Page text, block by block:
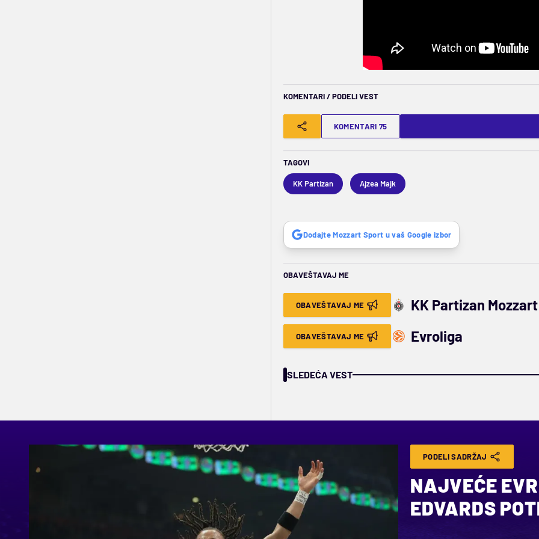
KOMENTARI / PODELI VEST
KOMENTARI 75
TAGOVI
KK Partizan Ajzea Majk
Dodajte Mozzart Sport u vaš Google izbor
OBAVEŠTAVAJ ME
OBAVEŠTAVAJ ME KK Partizan
OBAVEŠTAVAJ ME Evroliga
SLEDEĆA VEST
PODELI SADRŽAJ
NAJVEĆE
EDVARDS